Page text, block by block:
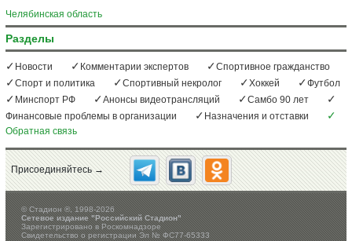
Челябинская область
Разделы
Новости Комментарии экспертов
Спортивное гражданство
Спорт и политика
Спортивный некролог Хоккей
Футбол
Минспорт РФ
Анонсы видеотрансляций
Самбо 90 лет
Финансовые проблемы в организации
Назначения и отставки
Обратная связь
Присоединяйтесь →
©Стадион ®, 1998-2026
Сетевое издание "Российский Стадион"
Зарегистрировано в Роскомнадзоре
Свидетельство о регистрации Эл № ФС77-65333